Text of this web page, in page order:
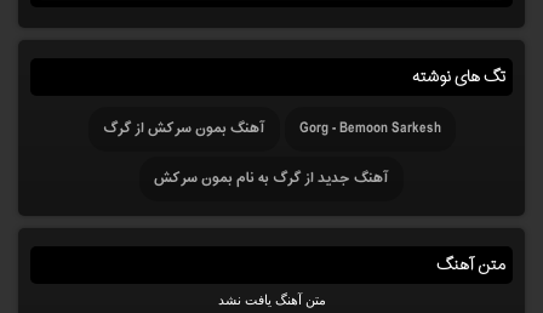
تگ های نوشته
Gorg - Bemoon Sarkesh
آهنگ بمون سرکش از گرگ
آهنگ جدید از گرگ به نام بمون سرکش
متن آهنگ
متن آهنگ یافت نشد